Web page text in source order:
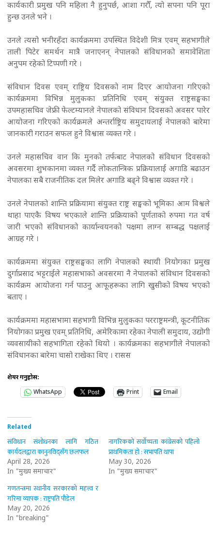
कार्यकारी प्रमुख पनि महिला नै हुनुपर्छ, आशा गरौँ, त्यो सपना पनि पूरा
हुन्छ उनले भने ।
उनले त्यसो भनीरहँदा कार्यक्रममा उपस्थित विदेशी मित्र एवम् सहभागीले
ताली पिटेर समर्थन मात्रै जनाएनन् नेपालको संविधानको समावेशिता
अनुपम रहेको टिप्पणी गरे ।
संविधान दिवस एवम् राष्ट्रिय दिवसको नाम दिएर आयोजना गरिएको
कार्यक्रममा विभिन्न मुलुकका प्रतिनिधि एवम् संयुक्त राष्ट्रसङ्घका
उपमहासचिव जेफ्री फेल्टम्यानले नेपालको संविधान दिवसको अवसर पारेर
आयोजना गरिएको कार्यक्रमले अन्तर्राष्ट्रिय समुदायलाई नेपालको बारेमा
जानकारी गराउन सफल हुने विश्वास व्यक्त गरे ।
उनले महासचिव वान कि मुनको तर्फबाट नेपालको संविधान दिवसको
अवसरमा शुभकानमा व्यक्त गर्दै लोकतान्त्रिक प्रक्रियालाई अगाडि बढाउन
नेपालका सबै राजनीतिक दल मिलेर अगाडि बढ्ने विश्वास व्यक्त गरे ।
उनले नेपालको शान्ति प्रक्रियामा संयुक्त राष्ट्र सङ्घको भूमिका आम विश्वले
थाहा पाएकै विषय भएकाले शान्ति प्रक्रियाको पूर्णताको रुपमा गत वर्ष
जारी भएको संविधानको कार्यान्वयनको पक्षमा लाग्न सम्बद्ध पक्षलाई
आग्रह गरे ।
कार्यक्रममा संयुक्त राष्ट्रसङ्घका लागि नेपालको स्थायी नियोगका प्रमुख
दुर्गाप्रसाद भट्टराईले महासभाको अवसरमा नै नेपालको संविधान दिवसको
कार्यक्रम आयोजना गर्न पाउनु आफूहरूका लागि खुसीको विषय भएको
बताए ।
कार्यक्रममा महासभामा सहभागी विभिन्न मुलुकका परराष्ट्रमन्त्री, कूटनीतिक
नियोगका प्रमुख एवम् प्रतिनिधि, अमेरिकामा रहेका नेपाली समुदाय, उद्योगी
व्यवसायीको सहभागिता रहेको थियो ।कार्यक्रमका सहभागीले नेपालको
संविधानका बारेमा चासो राखेका थिए । रासस
शेयर गर्नुहोस:
WhatsApp
Print Email
Related
संविधान संशोधनका लागि गठित
कार्यदलद्वारा कानुनविद्सँग छलफल
April 28, 2026
In "मुख्य समाचार"
नागरिकको सर्वोच्चता कांग्रेसको पहिलो
प्राथमिकता हो : सभापति थापा
May 30, 2026
In "मुख्य समाचार"
गणतन्त्रमा स्थानीय सरकारको महत्त्व र
गरिमा व्यापक : राष्ट्रपति पौडेल
May 20, 2026
In "breaking"